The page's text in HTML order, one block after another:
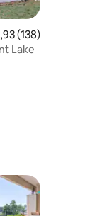
de uma avaliação
(138)
Lake